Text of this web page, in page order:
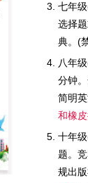
七年
选择
典。(
八年
分钟
简明
和橡皮
十年
题。
规出